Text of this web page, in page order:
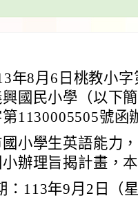
年8月6日桃教小
國民小學（以下
第1130005505號函
小學生英語能力
辦理旨揭計畫，
：113年9月2日（